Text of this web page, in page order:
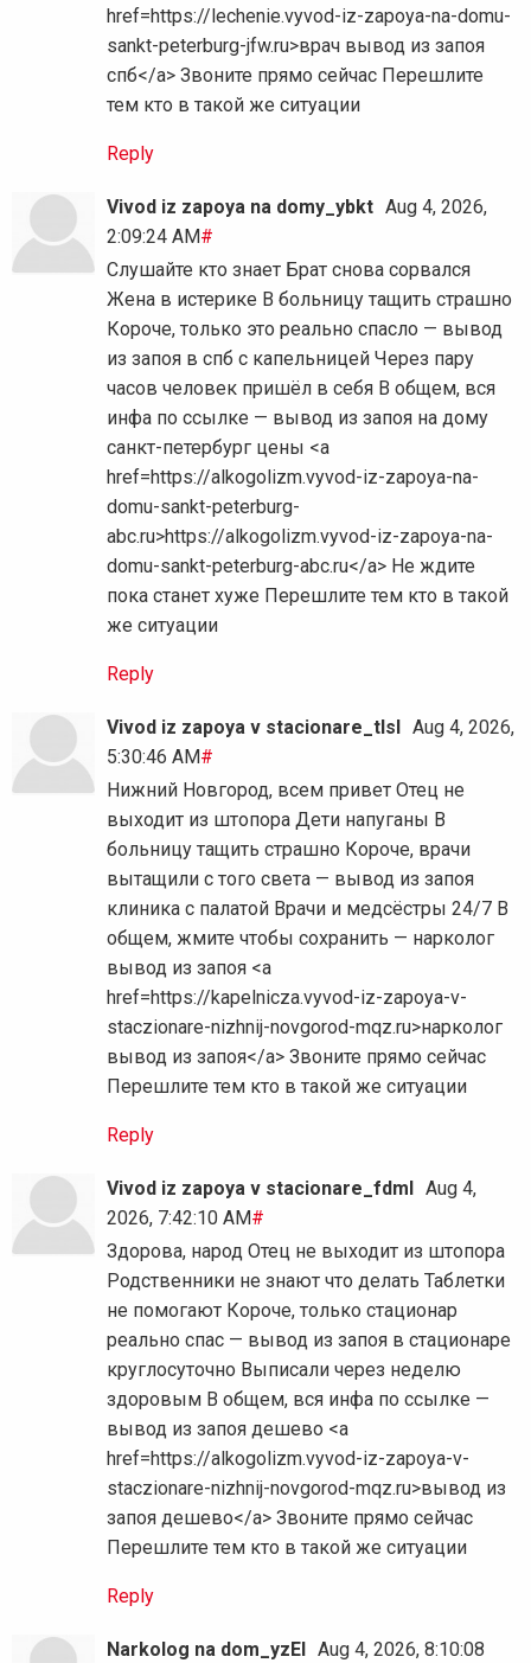
href=https://lechenie.vyvod-iz-zapoya-na-domu-
sankt-peterburg-jfw.ru>врач вывод из запоя
спб</a> Звоните прямо сейчас Перешлите
тем кто в такой же ситуации
Reply
Vivod iz zapoya na domy_ybkt Aug 4, 2026,
2:09:24 AM#
Слушайте кто знает Брат снова сорвался
Жена в истерике В больницу тащить страшно
Короче, только это реально спасло — вывод
из запоя в спб с капельницей Через пару
часов человек пришёл в себя В общем, вся
инфа по ссылке — вывод из запоя на дому
санкт-петербург цены <a
href=https://alkogolizm.vyvod-iz-zapoya-na-
domu-sankt-peterburg-
abc.ru>https://alkogolizm.vyvod-iz-zapoya-na-
domu-sankt-peterburg-abc.ru</a> Не ждите
пока станет хуже Перешлите тем кто в такой
же ситуации
Reply
Vivod iz zapoya v stacionare_tlsl
Aug 4, 2026,
5:30:46 AM#
Нижний Новгород, всем привет Отец не
выходит из штопора Дети напуганы В
больницу тащить страшно Короче, врачи
вытащили с того света — вывод из запоя
клиника с палатой Врачи и медсёстры 24/7 В
общем, жмите чтобы сохранить — нарколог
вывод из запоя <a
href=https://kapelnicza.vyvod-iz-zapoya-v-
staczionare-nizhnij-novgorod-mqz.ru>нарколог
вывод из запоя</a> Звоните прямо сейчас
Перешлите тем кто в такой же ситуации
Reply
Vivod iz zapoya v stacionare_fdml
Aug 4,
2026, 7:42:10 AM#
Здорова, народ Отец не выходит из штопора
Родственники не знают что делать Таблетки
не помогают Короче, только стационар
реально спас — вывод из запоя в стационаре
круглосуточно Выписали через неделю
здоровым В общем, вся инфа по ссылке —
вывод из запоя дешево <a
href=https://alkogolizm.vyvod-iz-zapoya-v-
staczionare-nizhnij-novgorod-mqz.ru>вывод из
запоя дешево</a> Звоните прямо сейчас
Перешлите тем кто в такой же ситуации
Reply
Narkolog na dom_yzEl
Aug 4, 2026, 8:10:08